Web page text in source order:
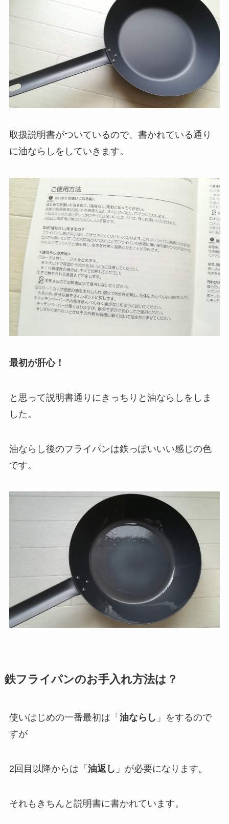
取扱説明書がついているので、書かれている通り
に油ならしをしていきます。
最初が肝心！
と思って説明書通りにきっちりと油ならしをしま
した。
油ならし後のフライパンは鉄っぽいいい感じの色
です。
鉄フライパンのお手入れ方法は？
使いはじめの一番最初は「 油ならし 」をするので
すが
2回目以降からは「 油返し 」が必要になります。
それもきちんと説明書に書かれています。